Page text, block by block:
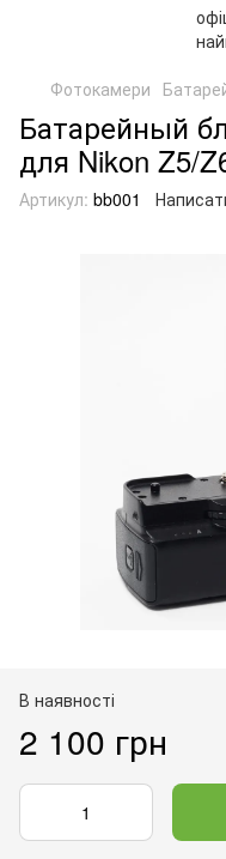
Фотокамери
Батарейный
для Nikon Z5/
Артикул: bb001
В наявності
2 100 грн